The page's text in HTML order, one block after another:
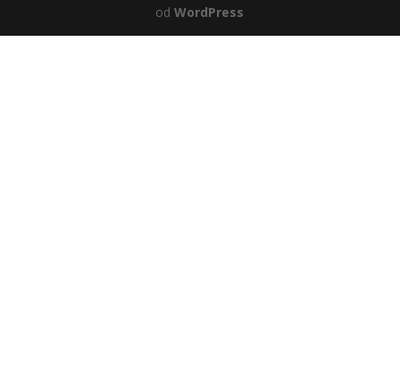
odWordPress